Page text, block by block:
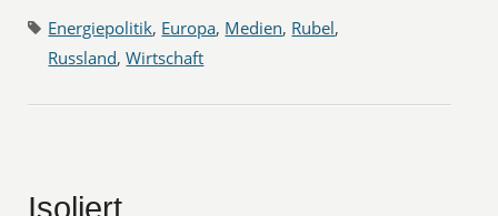
Energiepolitik, Europa, Medien, Rubel,
Russland,Wirtschaft
Isoliert